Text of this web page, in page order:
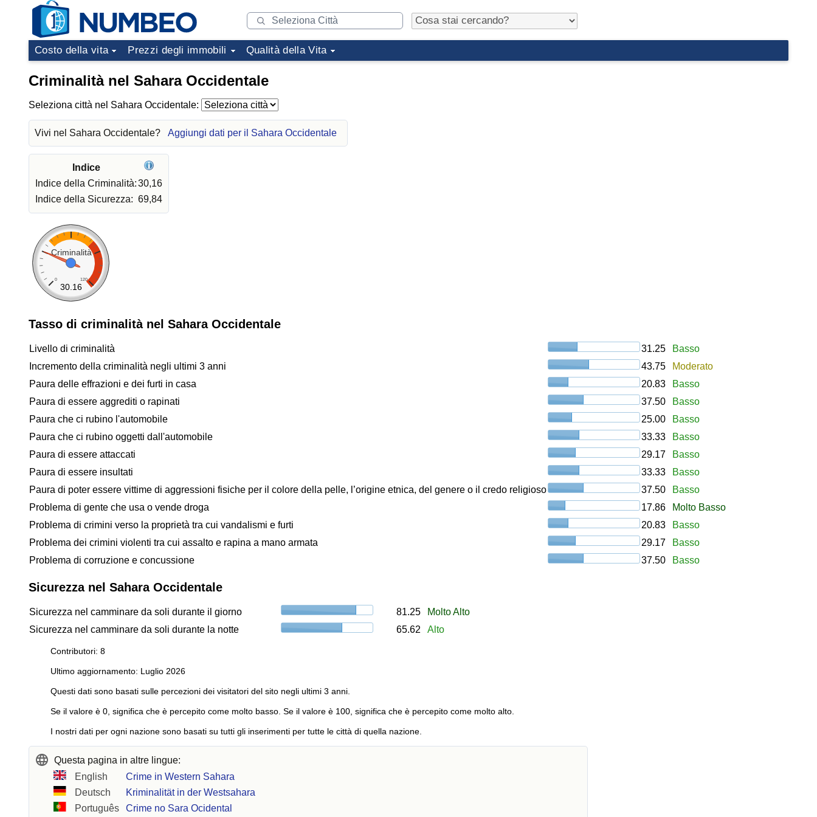
Costo della vita Prezzi degli immobili Qualità della Vita
Criminalità nel Sahara Occidentale
Seleziona città nel Sahara Occidentale:
Vivi nel Sahara Occidentale? Aggiungi dati per il Sahara Occidentale
Indice
Indice della Criminalità:30,16
Indice della Sicurezza: 69,84
Criminalità
0 120
30.16
Tasso di criminalità nel Sahara Occidentale
Livello di criminalità 31.25
Basso
Incremento della criminalità negli ultimi 3 anni
43.75
Moderato
Paura delle effrazioni e dei furti in casa
20.83
Basso
Paura di essere aggrediti o rapinati
37.50
Basso
Paura che ci rubino l'automobile
25.00
Basso
Paura che ci rubino oggetti dall'automobile
33.33
Basso
Paura di essere attaccati
29.17
Basso
Paura di essere insultati
33.33
Basso
Paura di poter essere vittime di aggressioni fisiche per il colore della pelle, l’origine etnica, del genere o il credo religioso
37.50
Basso
Problema di gente che usa o vende droga
17.86
Molto Basso
Problema di crimini verso la proprietà tra cui vandalismi e furti
20.83
Basso
Problema dei crimini violenti tra cui assalto e rapina a mano armata
29.17
Basso
Problema di corruzione e concussione
37.50 Basso
Sicurezza nel Sahara Occidentale
Sicurezza nel camminare da soli durante il giorno 81.25
Molto Alto
Sicurezza nel camminare da soli durante la notte
65.62 Alto
Contributori: 8
Ultimo aggiornamento: Luglio 2026
Questi dati sono basati sulle percezioni dei visitatori del sito negli ultimi 3 anni.
Se il valore è 0, significa che è percepito come molto basso. Se il valore è 100, significa che è percepito come molto alto.
I nostri dati per ogni nazione sono basati su tutti gli inserimenti per tutte le città di quella nazione.
Questa pagina in altre lingue:
English
Crime in Western Sahara
Deutsch
Kriminalität in der Westsahara
Português
Crime no Sara Ocidental